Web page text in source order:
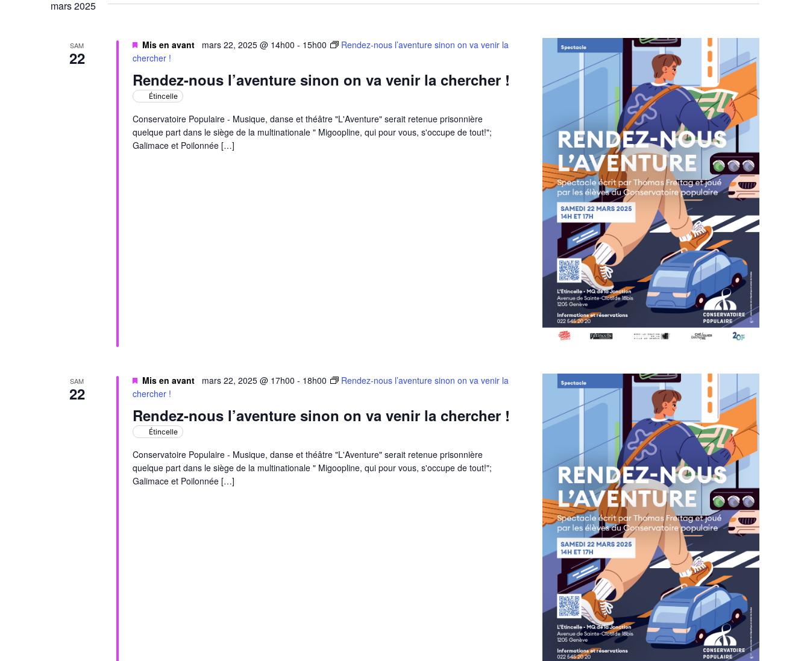
mars 2025
SAM
22
Rendez-nous l’aventure sinon on va venir la chercher !
Mis en avant mars 22, 2025 @ 14h00 - 15h00
Rendez-nous l’aventure sinon on va venir la
chercher !
Étincelle
Conservatoire Populaire - Musique, danse et théâtre "L'Aventure" serait retenue prisonnière
quelque part dans le siège de la multinationale " Migoopline, qui pour vous, s'occupe de tout!";
Galimace et Poilonnée […]
SAM
22
Rendez-nous l’aventure sinon on va venir la chercher !
Mis en avant mars 22, 2025 @ 17h00 - 18h00
Rendez-nous l’aventure sinon on va venir la
chercher !
Étincelle
Conservatoire Populaire - Musique, danse et théâtre "L'Aventure" serait retenue prisonnière
quelque part dans le siège de la multinationale " Migoopline, qui pour vous, s'occupe de tout!";
Galimace et Poilonnée […]